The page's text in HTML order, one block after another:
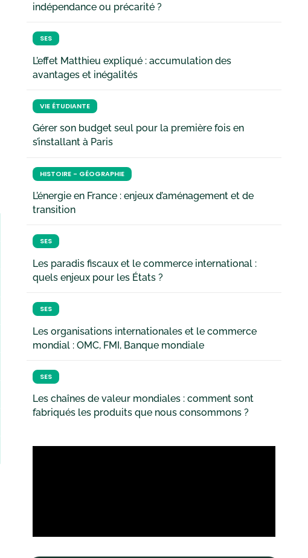
indépendance ou précarité ?
SES
L’effet Matthieu expliqué : accumulation des
avantages et inégalités
VIE ÉTUDIANTE
Gérer son budget seul pour la première fois en
s’installant à Paris
HISTOIRE - GÉOGRAPHIE
L’énergie en France : enjeux d’aménagement et de
transition
SES
Les paradis fiscaux et le commerce international :
quels enjeux pour les États ?
SES
Les organisations internationales et le commerce
mondial : OMC, FMI, Banque mondiale
SES
Les chaînes de valeur mondiales : comment sont
fabriqués les produits que nous consommons ?